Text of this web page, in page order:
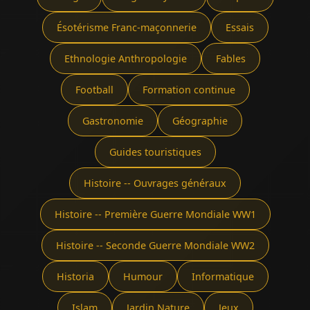
Ésotérisme Franc-maçonnerie Essais
Ethnologie Anthropologie Fables
Football Formation continue
Gastronomie Géographie
Guides touristiques
Histoire -- Ouvrages généraux
Histoire -- Première Guerre Mondiale WW1
Histoire -- Seconde Guerre Mondiale WW2
Historia Humour Informatique